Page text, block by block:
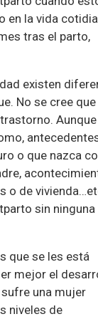
en la vida
tras el parto,
existen
No se cree que
Aunque
o que nazca
o de
sin ninguna
que se les está
mejor el
una mujer
niveles de